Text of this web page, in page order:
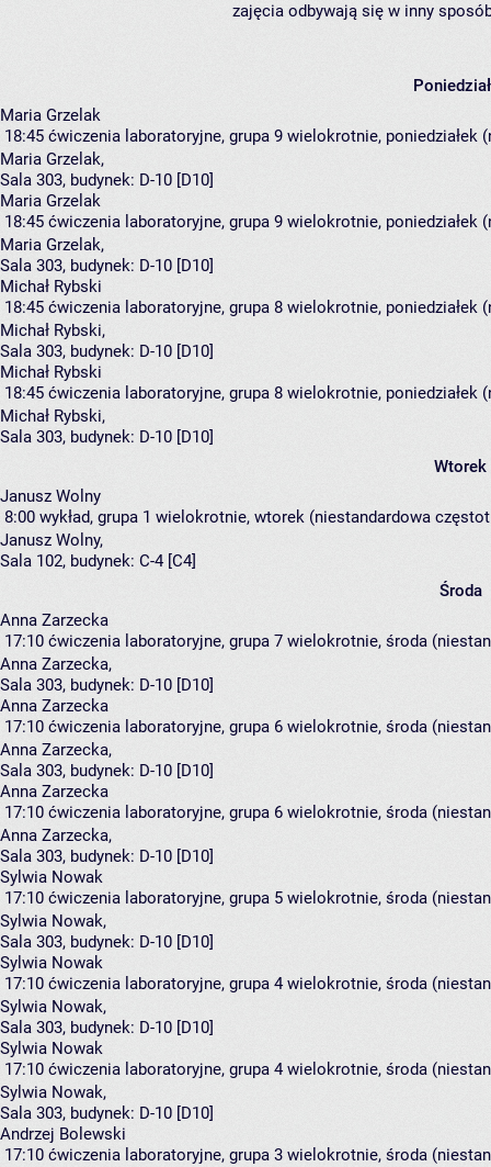
zajęcia odbywają się w inny
Maria Grzelak
18:45 ćwiczenia laboratoryjne, grupa 9 wielokrotnie, poniedziałek
Maria Grzelak,
Sala 303, budynek: D-10 [D10]
Maria Grzelak
18:45 ćwiczenia laboratoryjne, grupa 9 wielokrotnie, poniedziałek
Maria Grzelak,
Sala 303, budynek: D-10 [D10]
Michał Rybski
18:45 ćwiczenia laboratoryjne, grupa 8 wielokrotnie, poniedziałek
Michał Rybski,
Sala 303, budynek: D-10 [D10]
Michał Rybski
18:45 ćwiczenia laboratoryjne, grupa 8 wielokrotnie, poniedziałek
Michał Rybski,
Sala 303, budynek: D-10 [D10]
Wtorek
Janusz Wolny
8:00 wykład, grupa 1 wielokrotnie, wtorek (niestandardowa
Janusz Wolny,
Sala 102, budynek: C-4 [C4]
Środa
Anna Zarzecka
17:10 ćwiczenia laboratoryjne, grupa 7 wielokrotnie, środa
Anna Zarzecka,
Sala 303, budynek: D-10 [D10]
Anna Zarzecka
17:10 ćwiczenia laboratoryjne, grupa 6 wielokrotnie, środa
Anna Zarzecka,
Sala 303, budynek: D-10 [D10]
Anna Zarzecka
17:10 ćwiczenia laboratoryjne, grupa 6 wielokrotnie, środa
Anna Zarzecka,
Sala 303, budynek: D-10 [D10]
Sylwia Nowak
17:10 ćwiczenia laboratoryjne, grupa 5 wielokrotnie, środa
Sylwia Nowak,
Sala 303, budynek: D-10 [D10]
Sylwia Nowak
17:10 ćwiczenia laboratoryjne, grupa 4 wielokrotnie, środa
Sylwia Nowak,
Sala 303, budynek: D-10 [D10]
Sylwia Nowak
17:10 ćwiczenia laboratoryjne, grupa 4 wielokrotnie, środa
Sylwia Nowak,
Sala 303, budynek: D-10 [D10]
Andrzej Bolewski
17:10 ćwiczenia laboratoryjne, grupa 3 wielokrotnie, środa